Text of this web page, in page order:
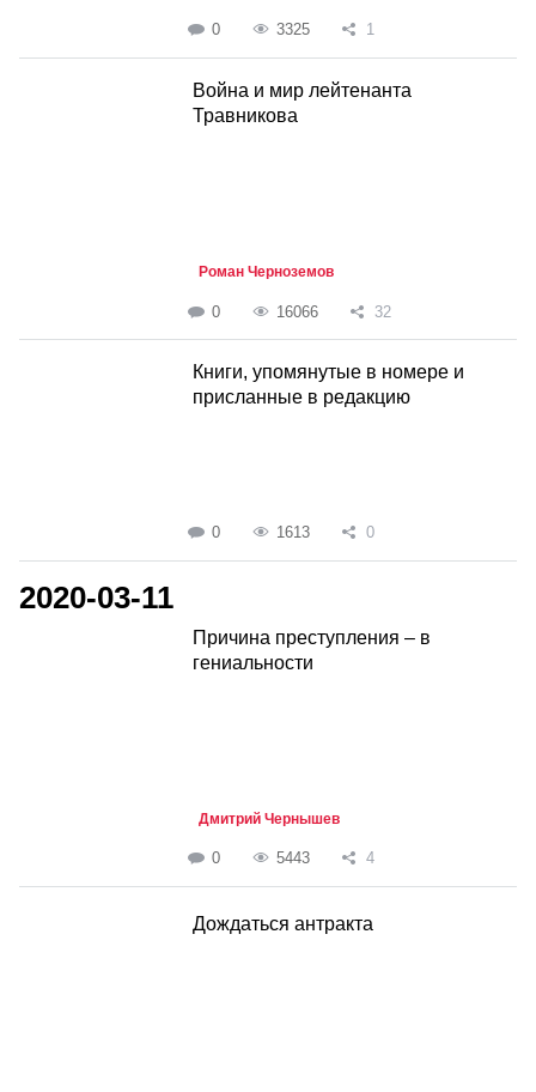
0 3325 1
Война и мир лейтенанта
Травникова
Роман Черноземов
0 16066 32
Книги, упомянутые в номере и
присланные в редакцию
0 1613 0
2020-03-11
Причина преступления – в
гениальности
Дмитрий Чернышев
0 5443 4
Дождаться антракта